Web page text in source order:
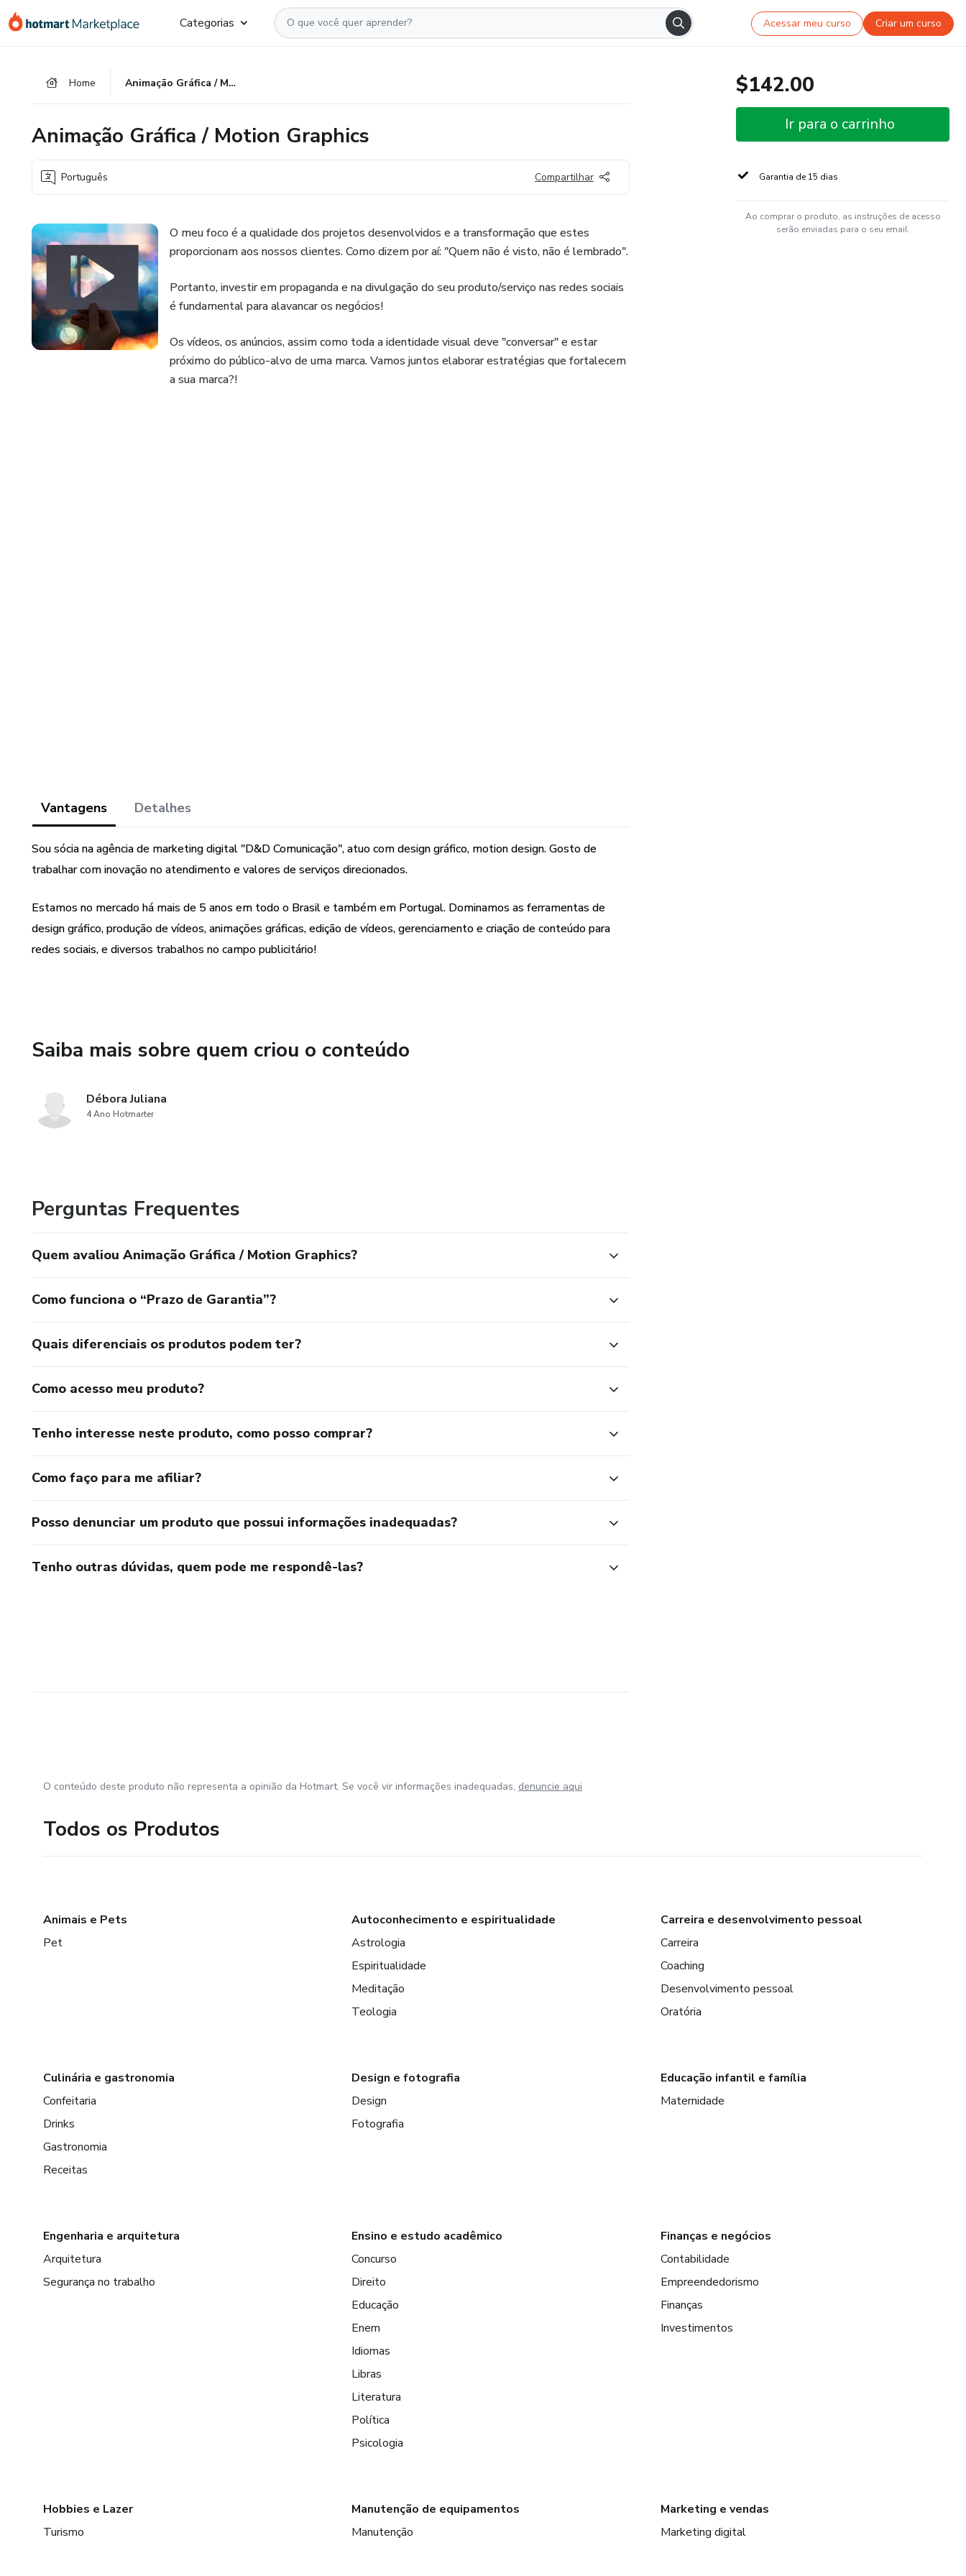
para
para
para
Categorias Acessar meu curso Criar um curso
Home Animação Gráfica / Motion Graphics
Animação Gráfica / Motion Graphics
Português Compartilhar
O meu foco é a qualidade dos projetos desenvolvidos e a transformação que estes
proporcionam aos nossos clientes. Como dizem por aí: "Quem não é visto, não é lembrado".
Portanto, investir em propaganda e na divulgação do seu produto/serviço nas redes sociais
é fundamental para alavancar os negócios!
Os vídeos, os anúncios, assim como toda a identidade visual deve "conversar" e estar
próximo do público-alvo de uma marca. Vamos juntos elaborar estratégias que fortalecem
a sua marca?!
Vantagens Detalhes
Sou sócia na agência de marketing digital "D&D Comunicação", atuo com design gráfico, motion design. Gosto de
trabalhar com inovação no atendimento e valores de serviços direcionados.
Estamos no mercado há mais de 5 anos em todo o Brasil e também em Portugal. Dominamos as ferramentas de
design gráfico, produção de vídeos, animações gráficas, edição de vídeos, gerenciamento e criação de conteúdo para
redes sociais, e diversos trabalhos no campo publicitário!
Saiba mais sobre quem criou o conteúdo
Débora Juliana
4 Ano Hotmarter
Perguntas Frequentes
Quem avaliou Animação Gráfica / Motion Graphics?
Como funciona o “Prazo de Garantia”?
Quais diferenciais os produtos podem ter?
Como acesso meu produto?
Tenho interesse neste produto, como posso comprar?
Como faço para me afiliar?
Posso denunciar um produto que possui informações inadequadas?
Tenho outras dúvidas, quem pode me respondê-las?
$142.00
Ir para o carrinho
Garantia de 15 dias
Ao comprar o produto, as instruções de acesso
serão enviadas para o seu email.
O conteúdo deste produto não representa a opinião da Hotmart. Se você vir informações inadequadas, denuncie aqui
Todos os Produtos
Animais e Pets
Pet
Autoconhecimento e espiritualidade
Astrologia
Espiritualidade
Meditação
Teologia
Carreira e desenvolvimento pessoal
Carreira
Coaching
Desenvolvimento pessoal
Oratória
Culinária e gastronomia
Confeitaria
Drinks
Gastronomia
Receitas
Design e fotografia
Design
Fotografia
Educação infantil e família
Maternidade
Engenharia e arquitetura
Arquitetura
Segurança no trabalho
Ensino e estudo acadêmico
Concurso
Direito
Educação
Enem
Idiomas
Libras
Literatura
Política
Psicologia
Finanças e negócios
Contabilidade
Empreendedorismo
Finanças
Investimentos
Hobbies e Lazer
Turismo
Manutenção de equipamentos
Manutenção
Marketing e vendas
Marketing digital